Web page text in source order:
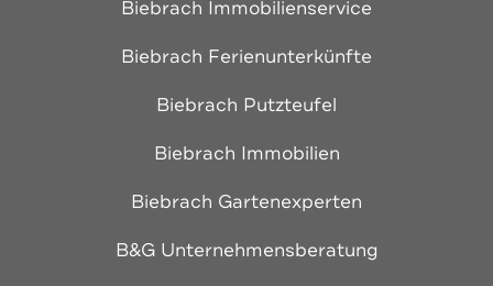
Biebrach Immobilienservice
Biebrach Ferienunterkünfte
Biebrach Putzteufel
Biebrach Immobilien
Biebrach Gartenexperten
B&G Unternehmensberatung